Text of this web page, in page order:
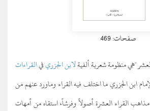
صفحات: 469
"هي منظومة شعرية ألفيةلابن الجزريفيالقراءات
ابن الجزري ما اختلف فيه القراء وماورد عنهم من
القراء العشرة أصولاً وفرشاً، استقاه من أمهات